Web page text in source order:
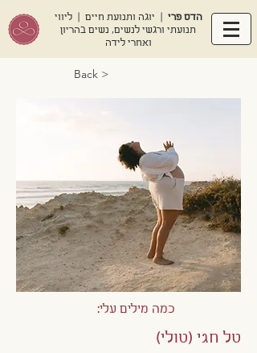
הדס פרי | יוגה ותנועת חיים | ליווי
תנועתי ורגשי לנשים, נשים בהריון
ואחרי לידה
< Back
כמה מילים עלי:
טל חגי (טולי)